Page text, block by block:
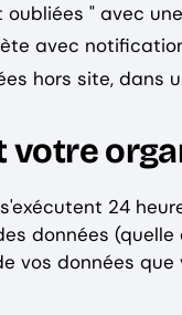
" avec
avec
hors site,
votre
24
données
vos données